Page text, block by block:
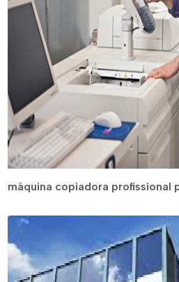
máquina copiadora profissional